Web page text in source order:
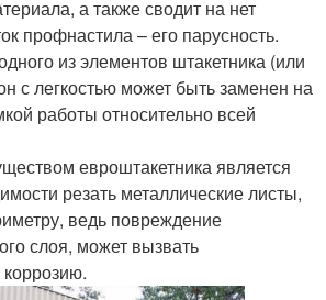
а также сводит на нет
профнастила – его парусность.
из элементов штакетника (или
с легкостью может быть заменен на
работы относительно всей
евроштакетника является
резать металлические листы,
ведь повреждение
слоя, может вызвать